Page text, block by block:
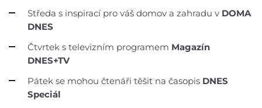
Středa s inspirací pro váš domov a zahradu v DOMA
DNES
Čtvrtek s televizním programem Magazín
DNES+TV
Pátek se mohou čtenáři těšit na časopis DNES
Speciál